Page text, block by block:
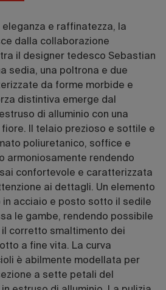
eleganza e raffinatezza, la
dalla collaborazione
il designer tedesco Sebastian
sedia, una poltrona e due
da forme morbide e
distintiva emerge dal
di alluminio con una
Il telaio prezioso e sottile e
poliuretanico, soffice e
armoniosamente rendendo
confortevole e caratterizzata
ai dettagli. Un elemento
acciaio e posto sotto il sedile
le gambe, rendendo possibile
corretto smaltimento dei
a fine vita. La curva
è abilmente modellata per
a sette petali del